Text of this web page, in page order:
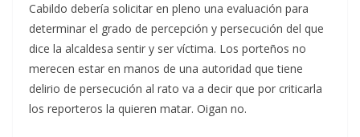
Cabildo debería solicitar en pleno una evaluación para
determinar el grado de percepción y persecución del que
dice la alcaldesa sentir y ser víctima. Los porteños no
merecen estar en manos de una autoridad que tiene
delirio de persecución al rato va a decir que por criticarla
los reporteros la quieren matar. Oigan no.